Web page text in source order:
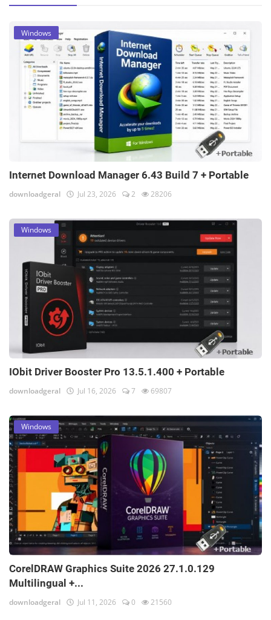
Windows
Internet Download Manager 6.43 Build 7 + Portable
downloadgeral Jul 23, 2026 2 28206
Windows
IObit Driver Booster Pro 13.5.1.400 + Portable
downloadgeral Jul 16, 2026 7 69807
Windows
CorelDRAW Graphics Suite 2026 27.1.0.129
Multilingual +...
downloadgeral Jul 11, 2026 0 21560